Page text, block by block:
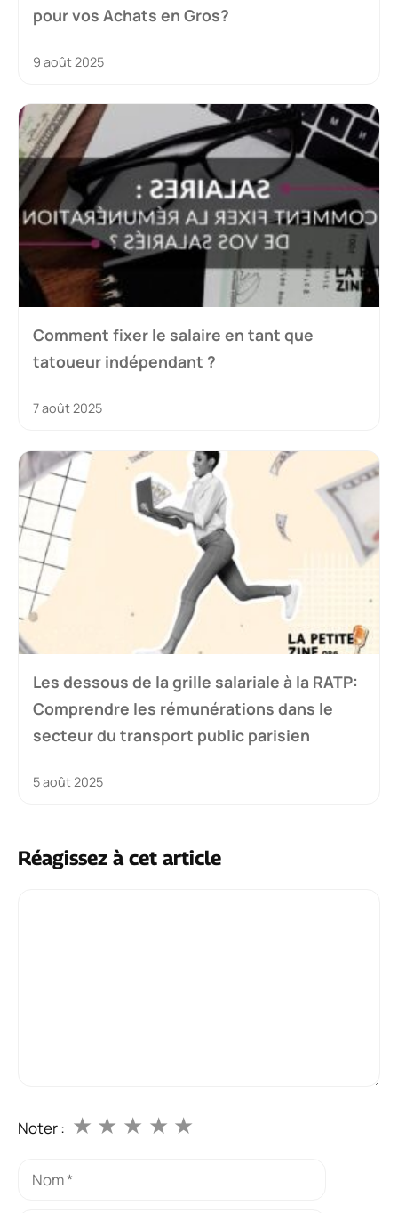
pour vos Achats en Gros?
9 août 2025
Comment fixer le salaire en tant que
tatoueur indépendant ?
7 août 2025
Les dessous de la grille salariale à la RATP:
Comprendre les rémunérations dans le
secteur du transport public parisien
5 août 2025
Réagissez à cet article
Noter : ★
★
★
★
★
Nom